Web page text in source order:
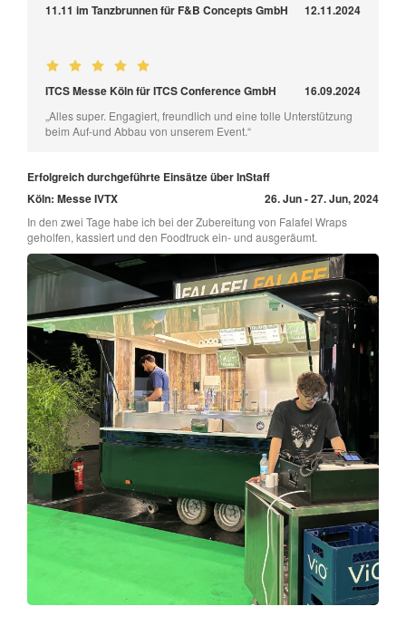
11.11 im Tanzbrunnen für F&B Concepts GmbH 12.11.2024
ITCS Messe Köln für ITCS Conference GmbH 16.09.2024
„Alles super. Engagiert, freundlich und eine tolle Unterstützung
beim Auf-und Abbau von unserem Event.“
Erfolgreich durchgeführte Einsätze über InStaff
Köln: Messe IVTX
26. Jun - 27. Jun, 2024
In den zwei Tage habe ich bei der Zubereitung von Falafel Wraps
geholfen, kassiert und den Foodtruck ein- und ausgeräumt.